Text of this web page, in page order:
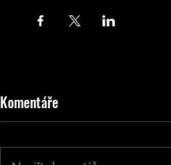
Komentáře